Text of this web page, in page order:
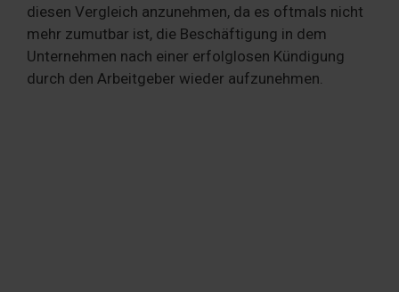
diesen Vergleich anzunehmen, da es oftmals nicht
mehr zumutbar ist, die Beschäftigung in dem
Unternehmen nach einer erfolglosen Kündigung
durch den Arbeitgeber wieder aufzunehmen.